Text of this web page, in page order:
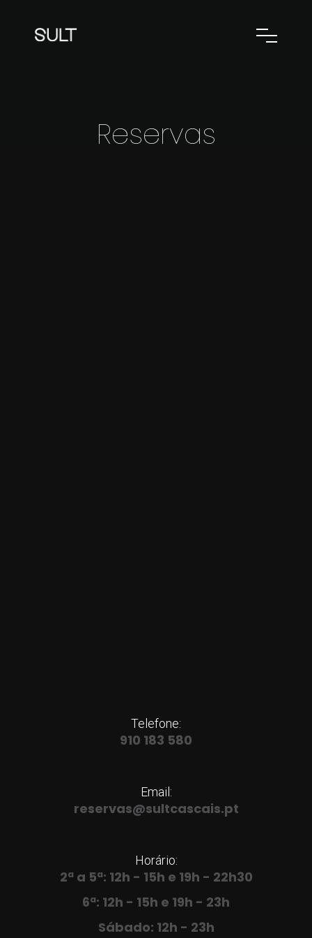
Reservas
Telefone:
910 183 580
Email:
reservas@sultcascais.pt
Horário:
2ª a 5ª: 12h - 15h e 19h - 22h30
6ª: 12h - 15h e 19h - 23h
Sábado: 12h - 23h